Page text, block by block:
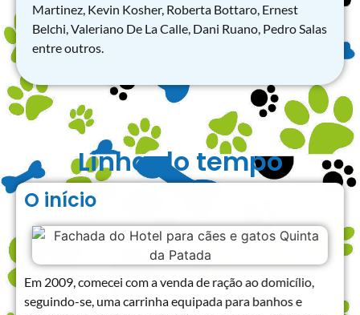
Martinez, Kevin Kosher, Roberta Bottaro, Ernest
Belchi, Valeriano De La Calle, Dani Ruano, Pedro Salas
entre outros.
Linha do tempo
O início
Em 2009, comecei com a venda de ração ao domicílio,
seguindo-se, uma carrinha equipada para banhos e